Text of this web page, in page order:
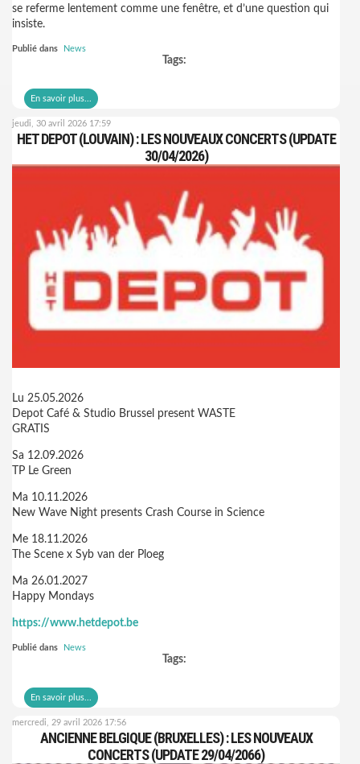
se referme lentement comme une fenêtre, et d’une question qui
insiste.
Publié dans News
Tags:
En savoir plus...
jeudi, 30 avril 2026 17:59
HET DEPOT (LOUVAIN) : LES NOUVEAUX CONCERTS (UPDATE
30/04/2026)
Lu 25.05.2026
Depot Café & Studio Brussel present WASTE
GRATIS
Sa 12.09.2026
TP Le Green
Ma 10.11.2026
New Wave Night presents Crash Course in Science
Me 18.11.2026
The Scene x Syb van der Ploeg
Ma 26.01.2027
Happy Mondays
https://www.hetdepot.be
Publié dans News
Tags:
En savoir plus...
mercredi, 29 avril 2026 17:56
ANCIENNE BELGIQUE (BRUXELLES) : LES NOUVEAUX
CONCERTS (UPDATE 29/04/2066)